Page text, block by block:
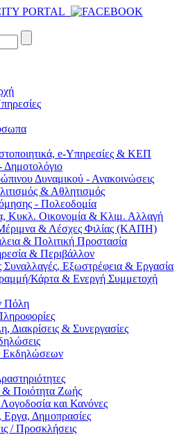
e-Υπηρεσίες & ΚΕΠ
Δημοτολόγιο
Δυναμικού - Ανακοινώσεις
& Αθλητισμός
- Πολεοδομία
Κυκλ. Οικονομία & Κλιμ. Αλλαγή
& Λέσχες Φιλίας (ΚΑΠΗ)
& Πολιτική Προστασία
& Περιβάλλον
Συναλλαγές, Εξωστρέφεια & Εργασία
Κάρτα & Ενεργή Συμμετοχή
Πόλη
Διακρίσεις & Συνεργασίες
Εκδηλώσεων
& Ποιότητα Ζωής
Λογοδοσία και Κανόνες
Εργα, Δημοπρασίες
/ Προσκλήσεις